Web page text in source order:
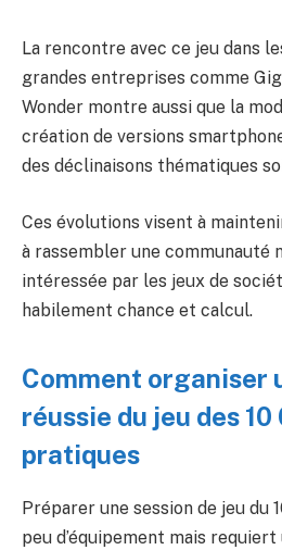
La rencontre avec ce jeu dans
grandes entreprises comme
Wonder montre aussi que la
création de versions
des déclinaisons thématiques
Ces évolutions visent à
à rassembler une communauté
intéressée par les jeux de
habilement chance et calcul.
Comment organiser
réussie du jeu des
pratiques
Préparer une session de jeu du
peu d’équipement mais